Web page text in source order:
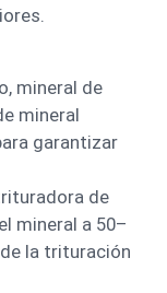
mineral de
mineral
garantizar
de
mineral a 50–
la trituración